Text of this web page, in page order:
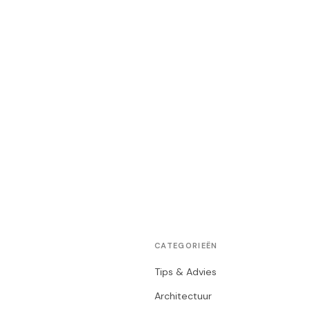
CATEGORIEËN
Tips & Advies
Architectuur